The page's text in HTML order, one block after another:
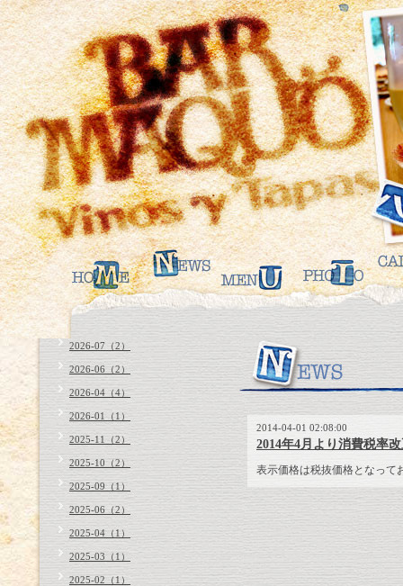
2014-04-01 02:08:00
2014年4月より消費税率
表示価格は税抜価格となって
2026-07（2）
2026-06（2）
2026-04（4）
2026-01（1）
2025-11（2）
2025-10（2）
2025-09（1）
2025-06（2）
2025-04（1）
2025-03（1）
2025-02（1）